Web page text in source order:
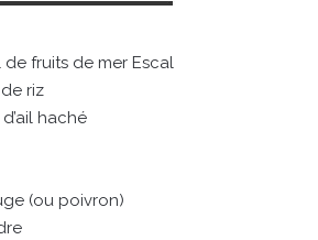
fruits de mer Escal
riz
haché
(ou poivron)